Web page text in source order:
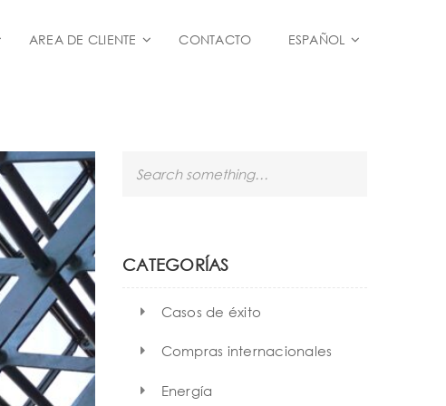
AREA DE CLIENTE CONTACTO ESPAÑOL
h
CATEGORÍAS
Casos de éxito
Compras internacionales
Energía